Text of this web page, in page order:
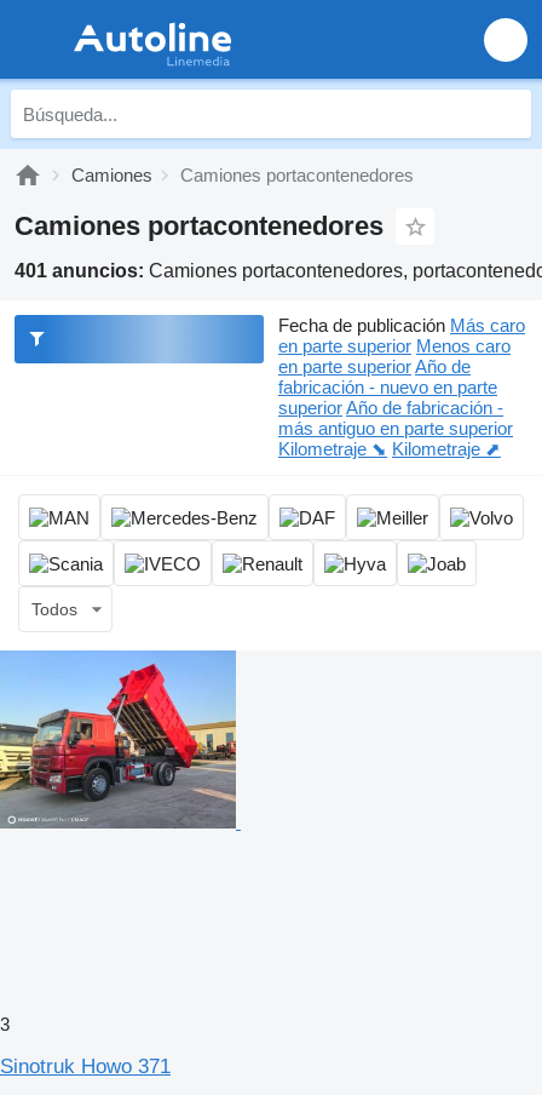
Camiones Camiones portacontenedores
Camiones portacontenedores
401 anuncios: Camiones portacontenedores,
Fecha de publicación Más caro
en parte superior Menos caro
en parte superiorAño de
fabricación - nuevo en parte
superiorAño de fabricación -
más antiguo en parte superior
Kilometraje ⬊ Kilometraje ⬈
Todos
3
Sinotruk Howo 371